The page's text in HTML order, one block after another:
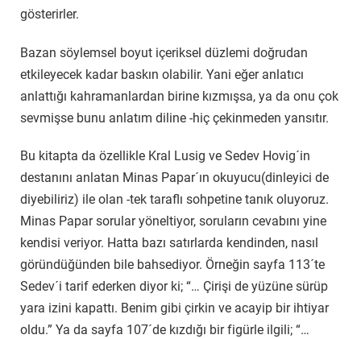
gösterirler.
Bazan söylemsel boyut içeriksel düzlemi doğrudan
etkileyecek kadar baskın olabilir. Yani eğer anlatıcı
anlattığı kahramanlardan birine kızmışsa, ya da onu çok
sevmişse bunu anlatım diline -hiç çekinmeden yansıtır.
Bu kitapta da özellikle Kral Lusig ve Sedev Hovig´in
destanını anlatan Minas Papar´ın okuyucu(dinleyici de
diyebiliriz) ile olan -tek taraflı sohpetine tanık oluyoruz.
Minas Papar sorular yöneltiyor, soruların cevabını yine
kendisi veriyor. Hatta bazı satırlarda kendinden, nasıl
göründüğünden bile bahsediyor. Örneğin sayfa 113´te
Sedev´i tarif ederken diyor ki; “… Çirişi de yüzüne sürüp
yara izini kapattı. Benim gibi çirkin ve acayip bir ihtiyar
oldu.” Ya da sayfa 107´de kızdığı bir figürle ilgili; “…